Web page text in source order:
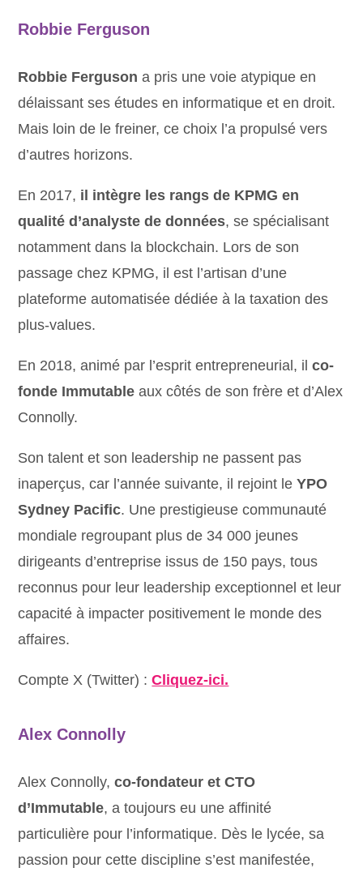
Robbie Ferguson
Robbie Ferguson a pris une voie atypique en
délaissant ses études en informatique et en droit.
Mais loin de le freiner, ce choix l’a propulsé vers
d’autres horizons.
En 2017, il intègre les rangs de KPMG en
qualité d’analyste de données, se spécialisant
notamment dans la blockchain. Lors de son
passage chez KPMG, il est l’artisan d’une
plateforme automatisée dédiée à la taxation des
plus-values.
En 2018, animé par l’esprit entrepreneurial, ilco-
fonde Immutable aux côtés de son frère et d’Alex
Connolly.
Son talent et son leadership ne passent pas
inaperçus, car l’année suivante, il rejoint leYPO
Sydney Pacific. Une prestigieuse communauté
mondiale regroupant plus de 34 000 jeunes
dirigeants d’entreprise issus de 150 pays, tous
reconnus pour leur leadership exceptionnel et leur
capacité à impacter positivement le monde des
affaires.
Compte X (Twitter) :Cliquez-ici.
Alex Connolly
Alex Connolly,co-fondateur et CTO
d’Immutable, a toujours eu une affinité
particulière pour l’informatique. Dès le lycée, sa
passion pour cette discipline s’est manifestée,